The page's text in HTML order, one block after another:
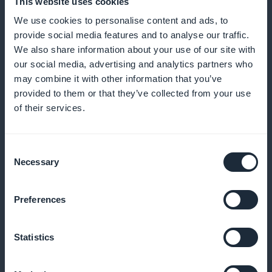
We use cookies to personalise content and ads, to
provide social media features and to analyse our traffic.
We also share information about your use of our site with
our social media, advertising and analytics partners who
may combine it with other information that you’ve
provided to them or that they’ve collected from your use
of their services.
Selection
Necessary
Preferences
Statistics
Indsigt i realtid
Brug analyseværktøjer til at spore effektiviteten af
dine programmer og justere dine strategier i realtid
indhold for at maksimere engagement og